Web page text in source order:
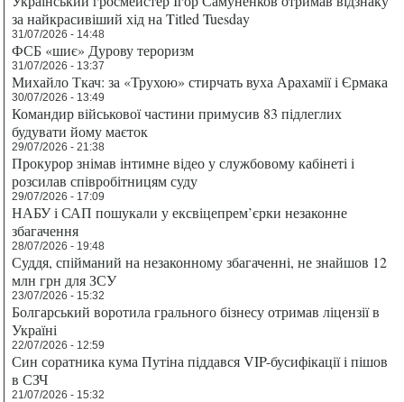
за найкрасивіший хід на Titled Tuesday
31/07/2026 - 14:48
ФСБ «шиє» Дурову тероризм
31/07/2026 - 13:37
Михайло Ткач: за «Трухою» стирчать вуха Арахамії і Єрмака
30/07/2026 - 13:49
Командир військової частини примусив 83 підлеглих
будувати йому маєток
29/07/2026 - 21:38
Прокурор знімав інтимне відео у службовому кабінеті і
розсилав співробітницям суду
29/07/2026 - 17:09
НАБУ і САП пошукали у ексвіцепрем’єрки незаконне
збагачення
28/07/2026 - 19:48
Суддя, спійманий на незаконному збагаченні, не знайшов 12
млн грн для ЗСУ
23/07/2026 - 15:32
Болгарський воротила грального бізнесу отримав ліцензії в
Україні
22/07/2026 - 12:59
Син соратника кума Путіна піддався VIP-бусифікації і пішов
в СЗЧ
21/07/2026 - 15:32